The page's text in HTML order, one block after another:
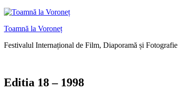
Toamnă la Voroneț
Festivalul Internațional de Film, Diaporamă și Fotografie
Editia 18 – 1998